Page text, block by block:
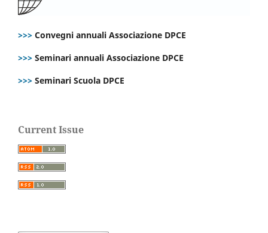
>>> Convegni annuali Associazione DPCE
>>> Seminari annuali Associazione DPCE
>>> Seminari Scuola DPCE
Current Issue